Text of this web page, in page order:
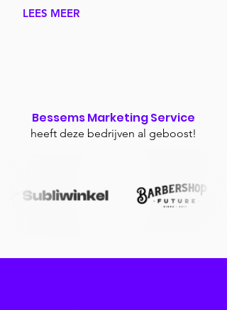
LEES MEER
Bessems Marketing Service
heeft deze bedrijven al geboost!